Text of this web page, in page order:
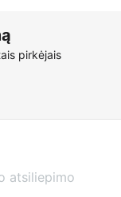
pirkėjais
atsiliepimo